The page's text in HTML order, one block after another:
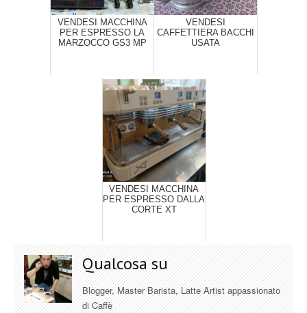
VENDESI MACCHINA
PER ESPRESSO LA
MARZOCCO GS3 MP
VENDESI
CAFFETTIERA BACCHI
USATA
VENDESI MACCHINA
PER ESPRESSO DALLA
CORTE XT
Qualcosa su
Blogger, Master Barista, Latte Artist appassionato
di Caffè